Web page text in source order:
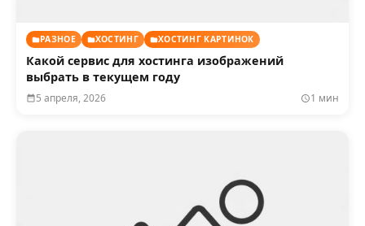
РАЗНОЕ ХОСТИНГ ХОСТИНГ КАРТИНОК
Какой сервис для хостинга изображений
выбрать в текущем году
5 апреля, 2026 1 мин